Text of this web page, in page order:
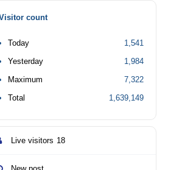
count
Today
1,541
Yesterday
1,984
Maximum
7,322
Total
1,639,149
Live visitors 18